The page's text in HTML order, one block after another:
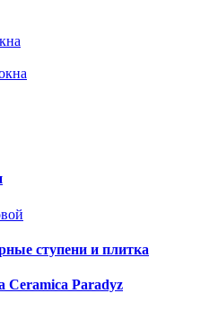
ступени и плитка
Ceramica Paradyz